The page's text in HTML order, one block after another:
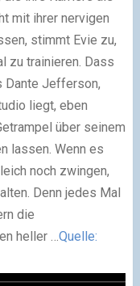
mit ihrer nervigen
stimmt Evie zu,
zu trainieren. Dass
Dante Jefferson,
liegt, eben
über seinem
lassen. Wenn es
noch zwingen,
Denn jedes Mal
die
heller …Quelle: